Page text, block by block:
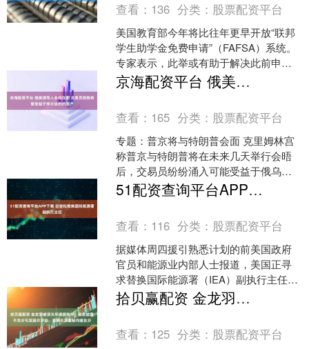
查看： 136 分类： 股票配资平台
美国教育部今年将比往年更早开放“联邦
学生助学金免费申请”（FAFSA）系统。
专家表示，此举或有助于解决此前申请
周期中出现的技术故障。FAFSA是学生
获取所有联邦....
京海配资平台 俄美领导人会晤在即 交易员抢购有望受益于停火谈判的资产
查看： 165 分类： 股票配资平台
专题：普京将与特朗普会面 克里姆林宫
称普京与特朗普将在未来几天举行会晤
后，交易员纷纷涌入可能受益于俄乌停
火协议的资产。 乌克兰美元债券在彭博
追踪的新兴市场和前沿....
51配资查询平台APP下载 白宫拟撤换国际能源署副执行主任
查看： 116 分类： 股票配资平台
据媒体周四援引熟悉计划的前美国政府
官员和能源业内部人士报道，美国正寻
求替换国际能源署（IEA）副执行主任一
职，该机构二把手职位传统上由美方代
表担任。 现任IEA....
拾贝赢配资 金龙羽被深交所通报批评：信息披露不充分引发股价异动，董事长及董秘均被处分
查看： 125 分类： 股票配资平台